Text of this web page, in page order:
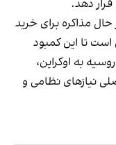
دهد.
مذاکره برای خرید
است تا این کمبود
به اوکراین،
نیازهای نظامی و